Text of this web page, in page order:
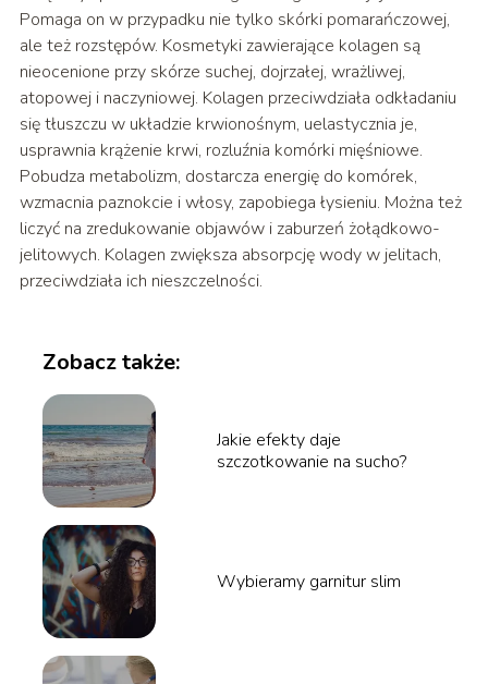
Pomaga on w przypadku nie tylko skórki pomarańczowej,
ale też rozstępów. Kosmetyki zawierające kolagen są
nieocenione przy skórze suchej, dojrzałej, wrażliwej,
atopowej i naczyniowej. Kolagen przeciwdziała odkładaniu
się tłuszczu w układzie krwionośnym, uelastycznia je,
usprawnia krążenie krwi, rozluźnia komórki mięśniowe.
Pobudza metabolizm, dostarcza energię do komórek,
wzmacnia paznokcie i włosy, zapobiega łysieniu. Można też
liczyć na zredukowanie objawów i zaburzeń żołądkowo-
jelitowych. Kolagen zwiększa absorpcję wody w jelitach,
przeciwdziała ich nieszczelności.
Zobacz także:
Jakie efekty daje
szczotkowanie na sucho?
Wybieramy garnitur slim